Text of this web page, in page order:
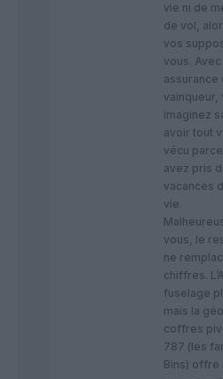
vie ni de
de vol,
vos
vous.
assurance
vainqueur,
imaginez
avoir tout
vécu
avez pris
vacances
vie.
vous, le
ne
chiffres.
fuselage
mais la
coffres
787 (les
Bins) offre